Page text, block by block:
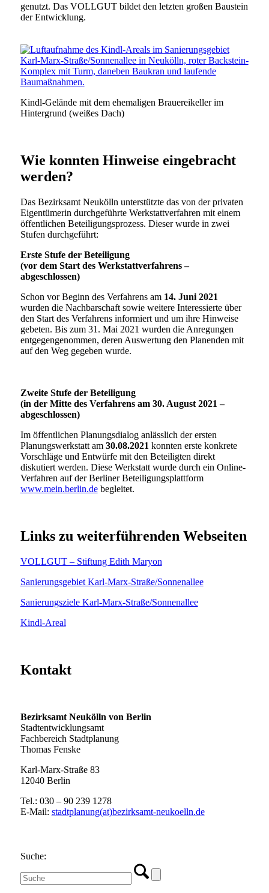
genutzt. Das VOLLGUT bildet den letzten großen Baustein
der Entwicklung.
Kindl-Gelände mit dem ehemaligen Brauereikeller im
Hintergrund (weißes Dach)
Wie konnten Hinweise eingebracht
werden?
Das Bezirksamt Neukölln unterstützte das von der privaten
Eigentümerin durchgeführte Werkstattverfahren mit einem
öffentlichen Beteiligungsprozess. Dieser wurde in zwei
Stufen durchgeführt:
Erste Stufe der Beteiligung
(vor dem Start des Werkstattverfahrens –
abgeschlossen)
Schon vor Beginn des Verfahrens am 14. Juni 2021
wurden die Nachbarschaft sowie weitere Interessierte über
den Start des Verfahrens informiert und um ihre Hinweise
gebeten. Bis zum 31. Mai 2021 wurden die Anregungen
entgegengenommen, deren Auswertung den Planenden mit
auf den Weg gegeben wurde.
Zweite Stufe der Beteiligung
(in der Mitte des Verfahrens am 30. August 2021 –
abgeschlossen)
Im öffentlichen Planungsdialog anlässlich der ersten
Planungswerkstatt am 30.08.2021 konnten erste konkrete
Vorschläge und Entwürfe mit den Beteiligten direkt
diskutiert werden. Diese Werkstatt wurde durch ein Online-
Verfahren auf der Berliner Beteiligungsplattform
www.mein.berlin.debegleitet.
Links zu weiterführenden Webseiten
VOLLGUT – Stiftung Edith Maryon
Sanierungsgebiet Karl-Marx-Straße/Sonnenallee
Sanierungsziele Karl-Marx-Straße/Sonnenallee
Kindl-Areal
Kontakt
Bezirksamt Neukölln von Berlin
Stadtentwicklungsamt
Fachbereich Stadtplanung
Thomas Fenske
Karl-Marx-Straße 83
12040 Berlin
Tel.: 030 – 90 239 1278
E-Mail: stadtplanung(at)bezirksamt-neukoelln.de
Suche: